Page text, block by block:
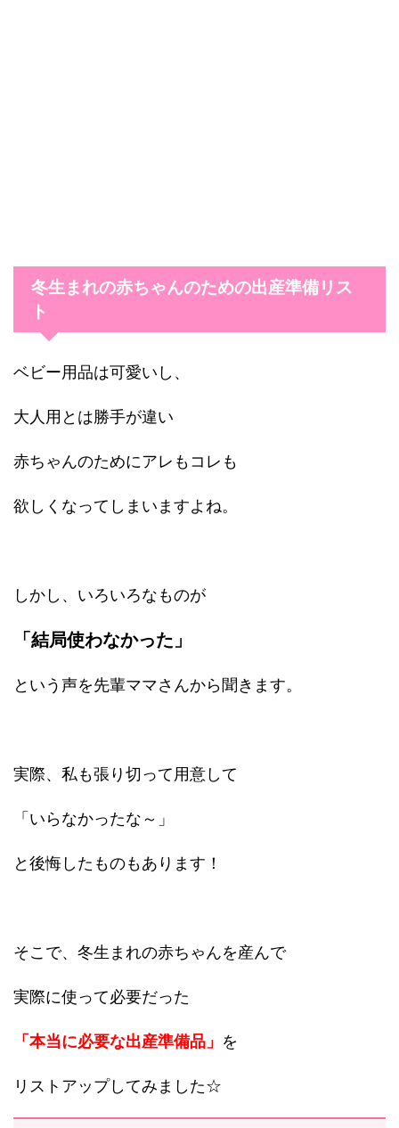
冬生まれの赤ちゃんのための出産準備リス
ト
ベビー用品は可愛いし、
大人用とは勝手が違い
赤ちゃんのためにアレもコレも
欲しくなってしまいますよね。
しかし、いろいろなものが
「結局使わなかった」
という声を先輩ママさんから聞きます。
実際、私も張り切って用意して
「いらなかったな～」
と後悔したものもあります！
そこで、冬生まれの赤ちゃんを産んで
実際に使って必要だった
「本当に必要な出産準備品」 を
リストアップしてみました☆